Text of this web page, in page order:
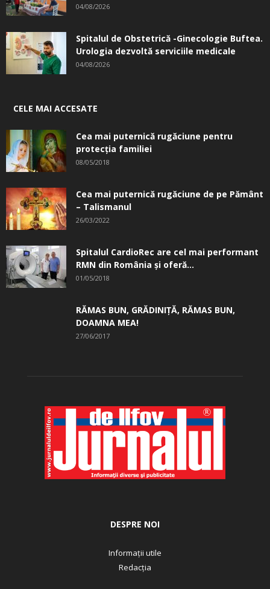
04/08/2026
Spitalul de Obstetrică -Ginecologie Buftea.
Urologia dezvoltă serviciile medicale
04/08/2026
CELE MAI ACCESATE
Cea mai puternică rugăciune pentru
protecția familiei
08/05/2018
Cea mai puternică rugăciune de pe Pământ
– Talismanul
26/03/2022
Spitalul CardioRec are cel mai performant
RMN din România și oferă...
01/05/2018
RĂMAS BUN, GRĂDINIŢĂ, ­RĂMAS BUN,
DOAMNA MEA!
27/06/2017
DESPRE NOI
Informații utile
Redacția